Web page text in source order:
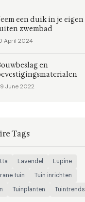
een duik in je eigen
zwembad
April 2024
en
June 2022
Tags
Lavendel
Lupine
tuin
Tuin inrichten
Tuinplanten Tuintrends